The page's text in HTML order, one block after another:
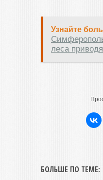
Узнайте
леса
БОЛЬШЕ ПО ТЕМЕ: